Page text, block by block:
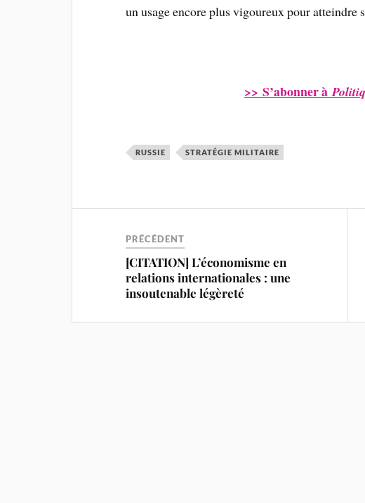
un usage encore plus vigoureux pour atteindre
>> S’abonner à
RUSSIE STRATÉGIE MILITAIRE
PRÉCÉDENT
[CITATION] L’économisme en
relations internationales : une
insoutenable légèreté